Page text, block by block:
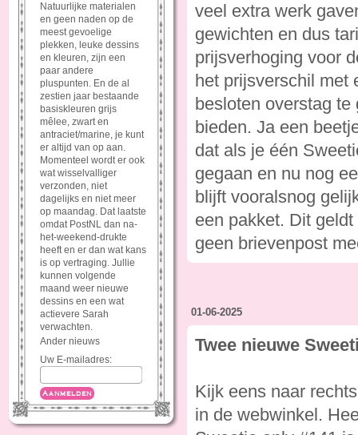
Natuurlijke materialen
en geen naden op de
meest gevoelige
plekken, leuke dessins
en kleuren, zijn een
paar andere
pluspunten. En de al
zestien jaar bestaande
basiskleuren grijs
mêlee, zwart en
antraciet/marine, je kunt
er altijd van op aan.
Momenteel wordt er ook
wat wisselvalliger
verzonden, niet
dagelijks en niet meer
op maandag. Dat laatste
omdat PostNL dan na-
het-weekend-drukte
heeft en er dan wat kans
is op vertraging. Jullie
kunnen volgende
maand weer nieuwe
dessins en een wat
actievere Sarah
verwachten.
Ander nieuws
Uw E-mailadres:
Aanmelden
veel extra werk
gewichten en dus
prijsverhoging voor
het prijsverschil met
besloten overstag
bieden. Ja een
dat als je één
gegaan en nu nog
blijft vooralsnog
een pakket. Dit
geen brievenpost
01-06-2025
Twee nieuwe
Kijk eens naar
in de webwinkel.